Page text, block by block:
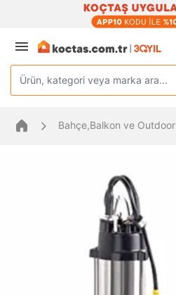
Ürün, kategori veya marka ara...
Bahçe,Balkon ve Outdoor